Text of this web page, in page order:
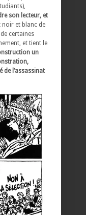
son lecteur, et
noir et blanc de
certaines
et tient le
un
de l’assassinat